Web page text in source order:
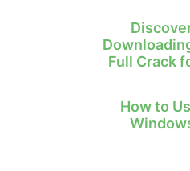
Full Crack
How to